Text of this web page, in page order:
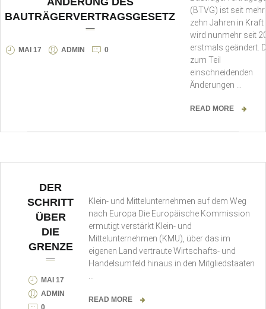
BAUTRÄGERVERTRAGSGESETZ
MAI 17 ADMIN 0
(BTVG) ist seit
zehn Jahren in Kraft
wird nunmehr seit
erstmals geändert.
zum Teil
einschneidenden
Änderungen …
READ MORE
DER
SCHRITT
ÜBER
DIE
GRENZE
MAI 17
ADMIN
Klein- und Mittelunternehmen auf dem Weg
nach Europa Die Europäische Kommission
ermutigt verstärkt Klein- und
Mittelunternehmen (KMU), über das im
eigenen Land vertraute Wirtschafts- und
Handelsumfeld hinaus in den Mitgliedstaaten
READ MORE